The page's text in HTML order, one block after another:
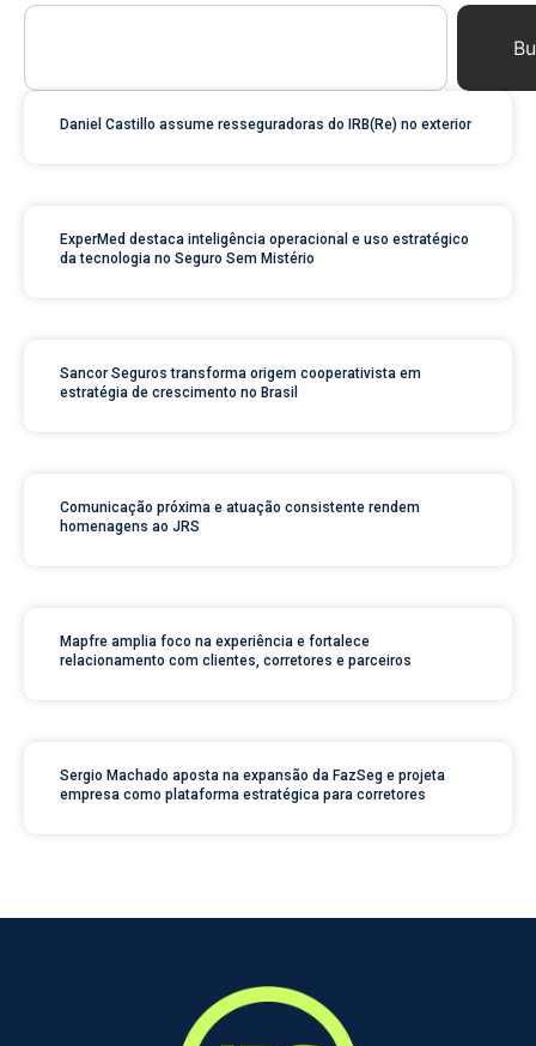
Daniel Castillo assume resseguradoras do IRB(Re) no exterior
ExperMed destaca inteligência operacional e uso estratégico
da tecnologia no Seguro Sem Mistério
Sancor Seguros transforma origem cooperativista em
estratégia de crescimento no Brasil
Comunicação próxima e atuação consistente rendem
homenagens ao JRS
Mapfre amplia foco na experiência e fortalece
relacionamento com clientes, corretores e parceiros
Sergio Machado aposta na expansão da FazSeg e projeta
empresa como plataforma estratégica para corretores